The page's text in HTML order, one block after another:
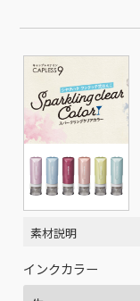
素材説明
インクカラー